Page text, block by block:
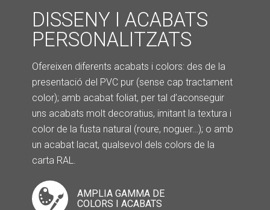
DISSENY I ACABATS
PERSONALITZATS
Ofereixen diferents acabats i colors: des de la
presentació del PVC pur (sense cap tractament
color); amb acabat foliat, per tal d’aconseguir
uns acabats molt decoratius, imitant la textura i
color de la fusta natural (roure, noguer…); o amb
un acabat lacat, qualsevol dels colors de la
carta RAL.
AMPLIA GAMMA DE
COLORS I ACABATS